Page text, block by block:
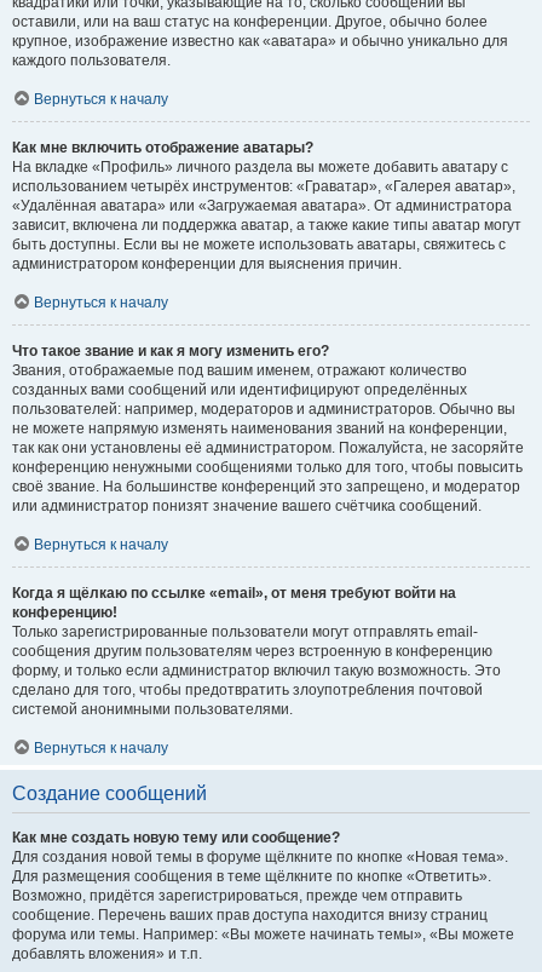
оставили, или на ваш статус на конференции. Другое, обычно более
крупное, изображение известно как «аватара» и обычно уникально для
каждого пользователя.
Вернуться к началу
Как мне включить отображение аватары?
На вкладке «Профиль» личного раздела вы можете добавить аватару с
использованием четырёх инструментов: «Граватар», «Галерея аватар»,
«Удалённая аватара» или «Загружаемая аватара». От администратора
зависит, включена ли поддержка аватар, а также какие типы аватар могут
быть доступны. Если вы не можете использовать аватары, свяжитесь с
администратором конференции для выяснения причин.
Вернуться к началу
Что такое звание и как я могу изменить его?
Звания, отображаемые под вашим именем, отражают количество
созданных вами сообщений или идентифицируют определённых
пользователей: например, модераторов и администраторов. Обычно вы
не можете напрямую изменять наименования званий на конференции,
так как они установлены её администратором. Пожалуйста, не засоряйте
конференцию ненужными сообщениями только для того, чтобы повысить
своё звание. На большинстве конференций это запрещено, и модератор
или администратор понизят значение вашего счётчика сообщений.
Вернуться к началу
Когда я щёлкаю по ссылке «email», от меня требуют войти на
конференцию!
Только зарегистрированные пользователи могут отправлять email-
сообщения другим пользователям через встроенную в конференцию
форму, и только если администратор включил такую возможность. Это
сделано для того, чтобы предотвратить злоупотребления почтовой
системой анонимными пользователями.
Вернуться к началу
Создание сообщений
Как мне создать новую тему или сообщение?
Для создания новой темы в форуме щёлкните по кнопке «Новая тема».
Для размещения сообщения в теме щёлкните по кнопке «Ответить».
Возможно, придётся зарегистрироваться, прежде чем отправить
сообщение. Перечень ваших прав доступа находится внизу страниц
форума или темы. Например: «Вы можете начинать темы», «Вы можете
добавлять вложения» и т.п.